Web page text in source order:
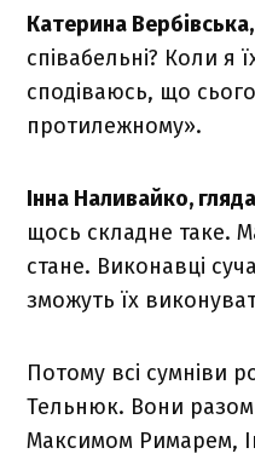
Катерина
співабельні? Коли я
сподіваюсь, що
протилежному».
Інна Наливайко,
щось складне таке.
стане. Виконавці
зможуть їх
Потому всі сумніви
Тельнюк. Вони разом
Максимом Римарем,